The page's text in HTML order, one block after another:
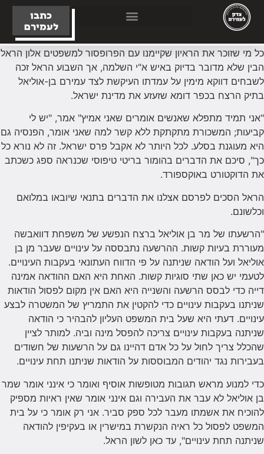
כתבו
לעמירם
כל מי שזוכר את הראיון שקיימנו עם הפרופסור למשפטים אלון הראל
הבין שלא מדובר בדיוק באיש א"י השלמה, אך השבוע הראל זכה
לשבחים דווקא מימין על עמדתו העיקשת לצד עמירם בן-אוליאל
בתיק הרצח בכפר דומא שזעזע את מדינת ישראל.
"אני תמיד מתפלא שאנשים אומרים שאני אמיץ" אמר, "יש לי
קביעות; המשכורת מתקתקת ללא קשר למה שאני אומר, הפנסיה גם
היא מעוגנת בסלע. לכל היותר לא אקבל פרס ישראל. זה לא נורא כל
כך", סיכם את הדברים בהומור בריטי טיפוסי שכנראה ספג כשכתב
את הדוקטורט באוקספורד.
הראל הסכים לפרסם אצלנו את הדברים בתנאי שיובאו במלואם
וכלשונם.
"הרשעתו של מר בן אוליאל ברצח הנפשע של משפחת דוואבשה
מעוררת בעיות קשות. ההרשעה נתבססה על עינויים שעבר מן בן
אוליאל ועל הודאה שניתנה על פי הדווח העתונאי בעקבות העינויים.
לטעמי יש כאן שתי סוגיות קשות. האחת היא האם ההודאה אמינה
דייה כדי לבסס הרשעה והשנייה היא האם אין מקום לפסול הודאות
שניתנו בעקבות עינויים כדי להקטין את התמריץ של המשטרה לבצע
עינויים. דעתי היא שעל בית המשפט העליון להבהיר כי הודאה
שניתנה בעקבות עינויים צריכה להפסל מינה וביה. למותר לציין
שהכלל צריך לחול על כל אדם דהיינו גם על הרשעות של חשודים
בעבירות נגד יהודים המבוססות על הודאות שניתנו תחת עינויים.
כדי למנוע מראש תגובות מטופשות אוסיף ואומר כי אינני אומר שמר
בן אוליאל לא עבר את העבירה וגם אינני אומר שאין ראיות מספיק
להוכיח את אשמתו מעבר לכל ספק סביר. אני רק אומר כי על בית
המשפט לפסול כל ראיה הנקשרת במישרין או בעקיפין להודאה
שניתנה תחת עינויים", עד כאן לשון הראל.